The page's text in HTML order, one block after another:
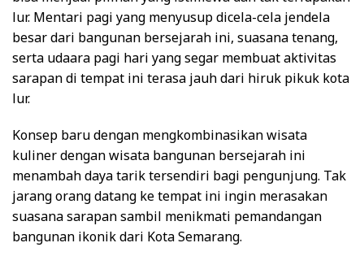
lur. Mentari pagi yang menyusup dicela-cela jendela
besar dari bangunan bersejarah ini, suasana tenang,
serta udaara pagi hari yang segar membuat aktivitas
sarapan di tempat ini terasa jauh dari hiruk pikuk kota
lur.
Konsep baru dengan mengkombinasikan wisata
kuliner dengan wisata bangunan bersejarah ini
menambah daya tarik tersendiri bagi pengunjung. Tak
jarang orang datang ke tempat ini ingin merasakan
suasana sarapan sambil menikmati pemandangan
bangunan ikonik dari Kota Semarang.